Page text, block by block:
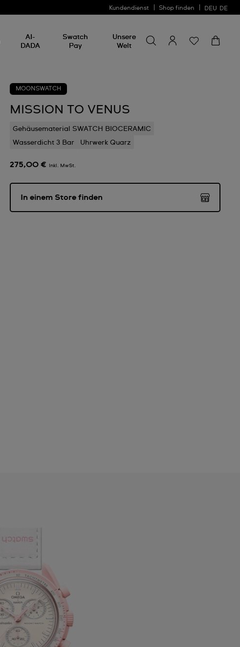
Kundendienst Shop finden DEU DE
AI-
DADA
Swatch
Pay
Unsere
Welt
etwas
suchen
MOONSWATCH
MISSION TO VENUS
Gehäusematerial SWATCH BIOCERAMIC
Wasserdicht 3 Bar
Uhrwerk Quarz
275,00 € Inkl. MwSt.
In einem Store finden